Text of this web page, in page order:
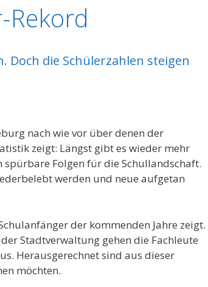
Rekord
Doch die Schülerzahlen steigen
nach wie vor über denen der
zeigt: Längst gibt es wieder mehr
spürbare Folgen für die Schullandschaft.
werden und neue aufgetan
der kommenden Jahre zeigt.
Stadtverwaltung gehen die Fachleute
Herausgerechnet sind aus dieser
möchten.